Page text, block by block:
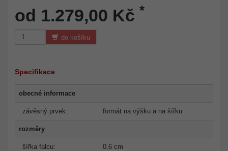
od 1.279,00 Kč *
do košíku
Specifikace
obecné informace
závěsný prvek: formát na výšku a na šířku
rozměry
šířka falcu: 0,6 cm